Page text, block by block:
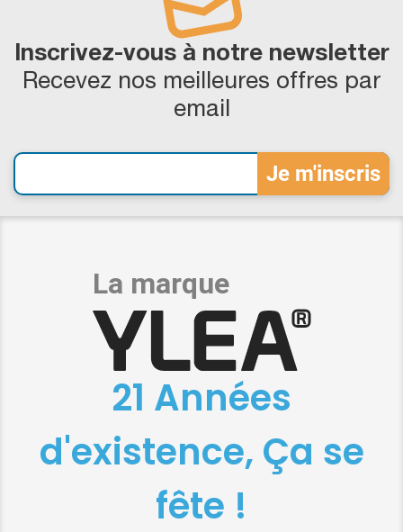
Inscrivez-vous à notre newsletter
Recevez nos meilleures offres par
email
21 Années
d'existence, Ça se
fête !